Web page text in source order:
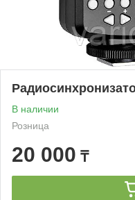
В наличии
Розница
20 000 ₸